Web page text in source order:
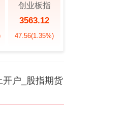
创业板指
3563.12
47.56(1.35%)
开户_股指期货